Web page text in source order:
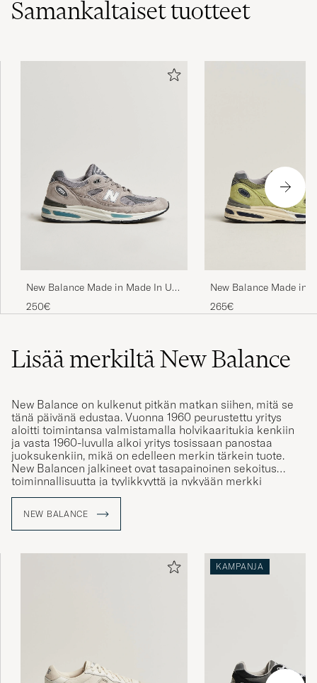
VITANTONIO G
OSTETTU OSOITTEESSA CAREOFCARL.IT
Samankaltaisettuotteet
New Balance Made in Made In UK
991 Sneakers Grey
250€
New Balance Made in
991v2 Green Banana
265€
Lisää merkiltä New Balance
New Balance on kulkenut pitkän matkan siihen, mitä se
tänä päivänä edustaa. Vuonna 1960 peurustettu yritys
aloitti toimintansa valmistamalla holvikaaritukia kenkiin
ja vasta 1960-luvulla alkoi yritys tosissaan panostaa
juoksukenkiin, mikä on edelleen merkin tärkein tuote.
New Balancen jalkineet ovat tasapainoinen sekoitus
toiminnallisuutta ja tyylikkyyttä ja nykyään merkki
joita merkki valmistaa edelleen.
jalkinevalmistaja edelleen arvostaa ja siksi suuri osa
merkin jalkineista on edelleen valmistettu Amerikassa,
NEW BALANCE
KAMPANJA